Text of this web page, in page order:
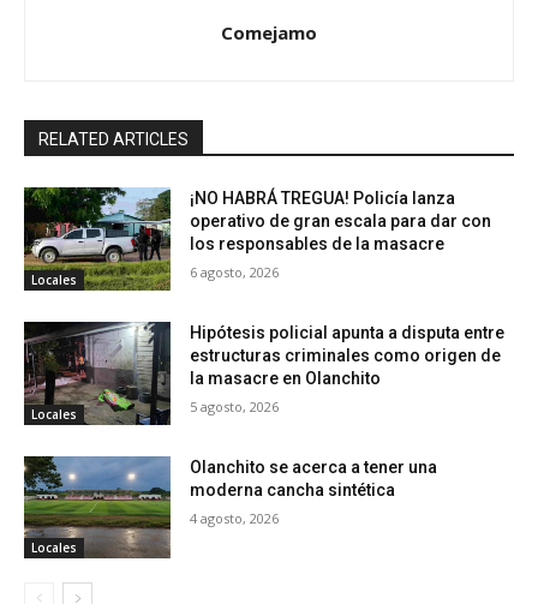
Comejamo
RELATED ARTICLES
Locales
¡NO HABRÁ TREGUA! Policía lanza
operativo de gran escala para dar con
los responsables de la masacre
6 agosto, 2026
Locales
Hipótesis policial apunta a disputa entre
estructuras criminales como origen de
la masacre en Olanchito
5 agosto, 2026
Locales
Olanchito se acerca a tener una
moderna cancha sintética
4 agosto, 2026